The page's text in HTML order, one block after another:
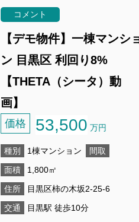
コメント
【デモ物件】一棟マンシ
ン 目黒区 利回り8%
【THETA（シータ）動
画】
価格 53,500 万円
種別 1棟マンション
間取
面積
1,800㎡
住所
目黒区柿の木坂2-25-6
交通
目黒駅 徒歩10分